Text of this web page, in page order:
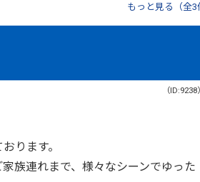
もっと見る（全3
（ID:9238）
ります。
族連れまで、様々なシーンでゆった